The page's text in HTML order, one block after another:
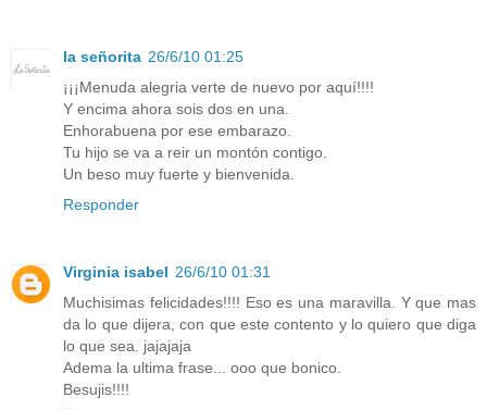
la señorita 26/6/10 01:25
¡¡¡Menuda alegria verte de nuevo por aquí!!!!
Y encima ahora sois dos en una.
Enhorabuena por ese embarazo.
Tu hijo se va a reir un montón contigo.
Un beso muy fuerte y bienvenida.
Responder
Virginia isabel 26/6/10 01:31
Muchisimas felicidades!!!! Eso es una maravilla. Y que mas
da lo que dijera, con que este contento y lo quiero que diga
lo que sea. jajajaja
Adema la ultima frase... ooo que bonico.
Besujis!!!!